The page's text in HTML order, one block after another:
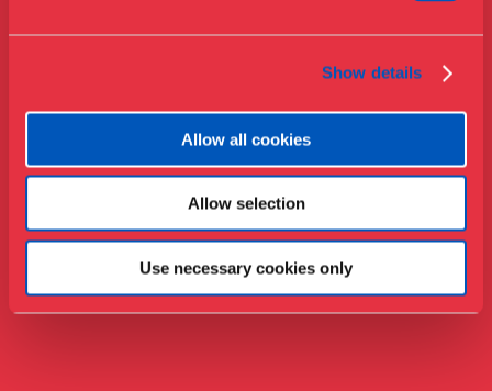
Show details
Allow all cookies
Allow selection
Use necessary cookies only